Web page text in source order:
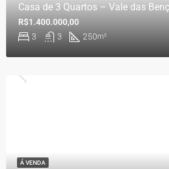
3 3 250m²
R$1.400.000,00
Á VENDA